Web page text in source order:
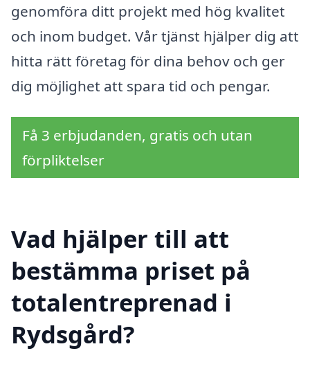
genomföra ditt projekt med hög kvalitet
och inom budget. Vår tjänst hjälper dig att
hitta rätt företag för dina behov och ger
dig möjlighet att spara tid och pengar.
Få 3 erbjudanden, gratis och utan
förpliktelser
Vad hjälper till att
bestämma priset på
totalentreprenad i
Rydsgård?